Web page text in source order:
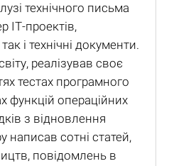
технічного письма
ІТ-проектів,
і технічні документи.
реалізував своє
тестах програмного
функцій операційних
з відновлення
написав сотні статей,
повідомлень в